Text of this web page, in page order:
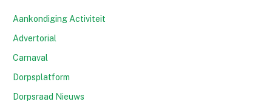
Aankondiging Activiteit
Advertorial
Carnaval
Dorpsplatform
Dorpsraad Nieuws